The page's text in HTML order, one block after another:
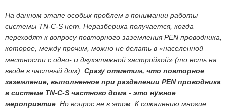
На данном этапе особых проблем в понимании работы
системы TN-C-S нет. Неразбериха получается, когда
переходят к вопросу повторного заземления PEN проводника,
которое, между прочим, можно не делать в «населенной
местности с одно- и двухэтажной застройкой» (то есть на
вводе в частный дом). Сразу отметим, что повторное
заземление, выполненное при разделении PEN проводника
в системе TN-C-S частного дома - это нужное
мероприятие . Но вопрос не в этом. К сожалению многие